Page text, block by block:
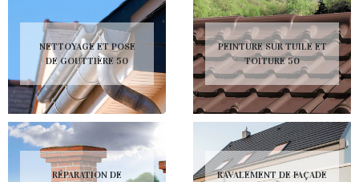
NETTOYAGE ET POSE
DE GOUTTIÈRE 50
RÉPARATION DE
PEINTURE SUR TUILE ET
TOITURE 50
RAVALEMENT DE FAÇADE